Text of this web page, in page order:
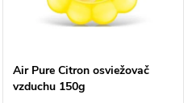
Air Pure Citron osviežovač
vzduchu 150g